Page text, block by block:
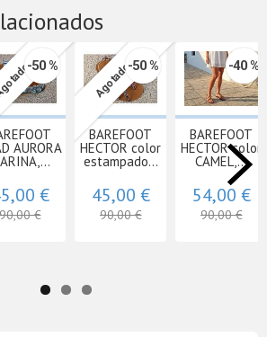
-50 %
AURORA
€
90,00 €
Agotado-50 %
BAREFOOT
HECTOR color
estampado...
45,00 €
90,00 €
-40 %
BAREFOOT
HECTOR color
CAMEL,...
54,00 €
90,00 €